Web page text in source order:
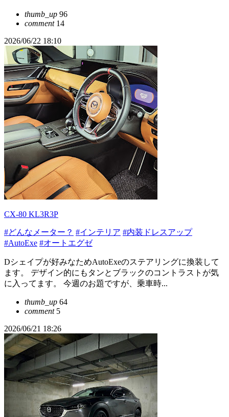
thumb_up 96
comment14
2026/06/22 18:10
CX-80 KL3R3P
#どんなメーター？ #インテリア #内装ドレスアップ
#AutoExe #オートエグゼ
Dシェイプが好みなためAutoExeのステアリングに換装して
ます。 デザイン的にもタンとブラックのコントラストが気
に入ってます。 今週のお題ですが、乗車時...
thumb_up 64
comment5
2026/06/21 18:26